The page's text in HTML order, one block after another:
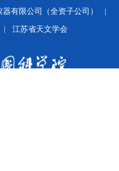
有限公司（全资子公司） |
| 江苏省天文学会